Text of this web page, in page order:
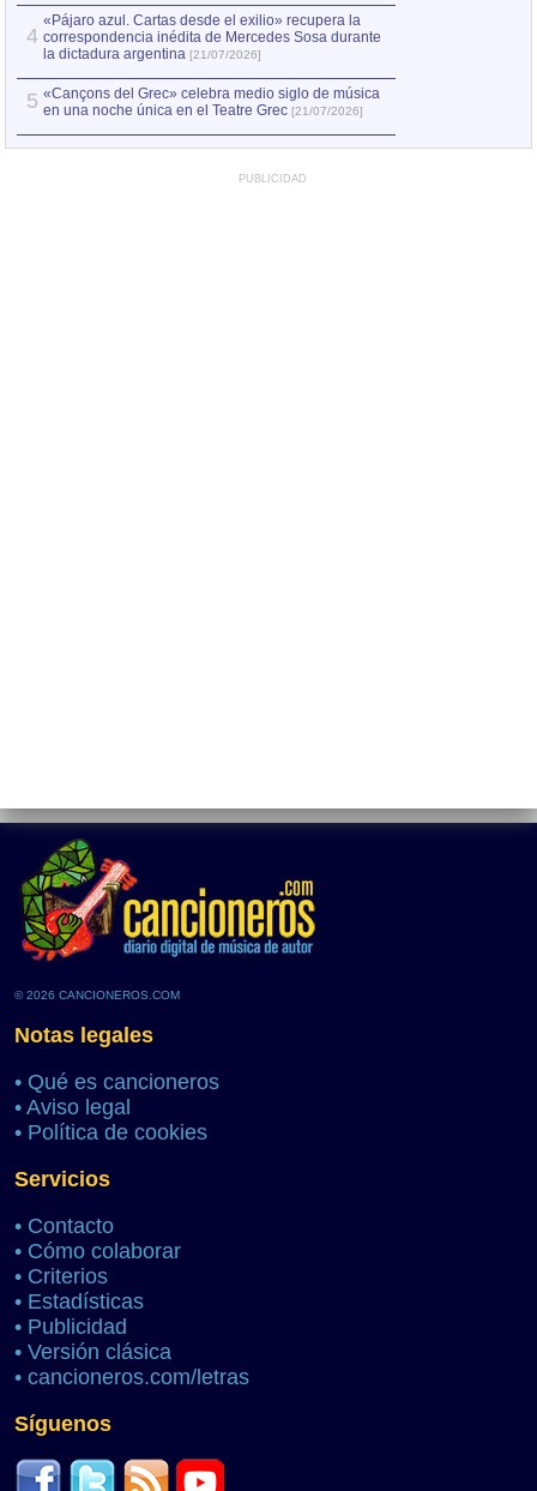
4
«Pájaro azul. Cartas desde el exilio» recupera la
correspondencia inédita de Mercedes Sosa durante
la dictadura argentina [21/07/2026]
5 «Cançons del Grec» celebra medio siglo de música
en una noche única en el Teatre Grec [21/07/2026]
PUBLICIDAD
© 2026 CANCIONEROS.COM
Notas legales
• Qué es cancioneros
• Aviso legal
• Política de cookies
Servicios
• Contacto
• Cómo colaborar
• Criterios
• Estadísticas
• Publicidad
• Versión clásica
• cancioneros.com/letras
Síguenos